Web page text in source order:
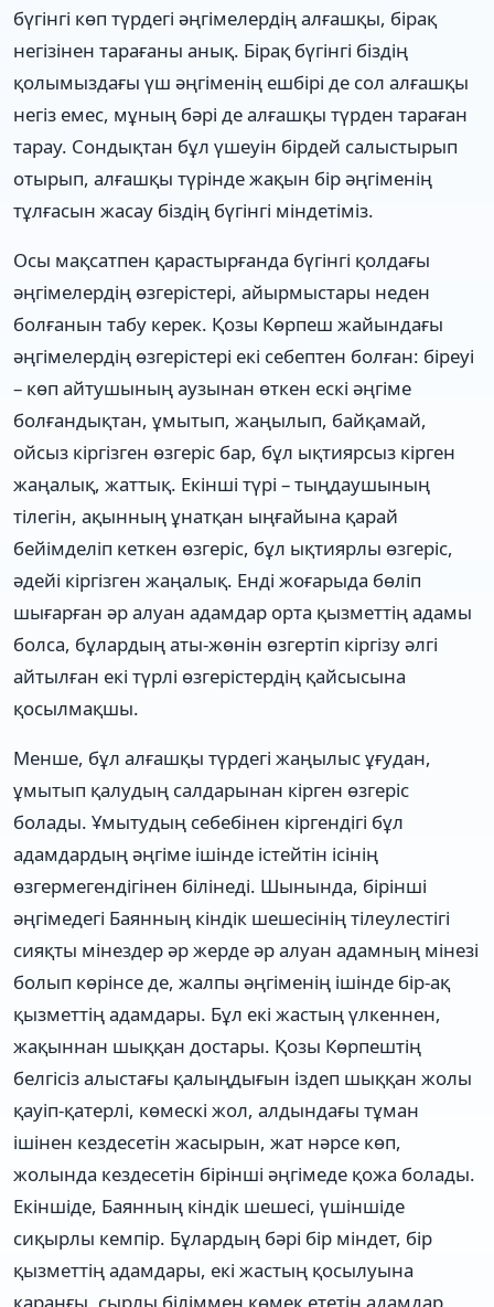
бүгінгі көп түрдегі әңгімелердің алғашқы, бірақ
негізінен тарағаны анық. Бірақ бүгінгі біздің
қолымыздағы үш әңгіменің ешбірі де сол алғашқы
негіз емес, мұның бәрі де алғашқы түрден тараған
тарау. Сондықтан бұл үшеуін бірдей салыстырып
отырып, алғашқы түрінде жақын бір әңгіменің
тұлғасын жасау біздің бүгінгі міндетіміз.
Осы мақсатпен қарастырғанда бүгінгі қолдағы
әңгімелердің өзгерістері, айырмыстары неден
болғанын табу керек. Қозы Көрпеш жайындағы
әңгімелердің өзгерістері екі себептен болған: біреуі
– көп айтушының аузынан өткен ескі әңгіме
болғандықтан, ұмытып, жаңылып, байқамай,
ойсыз кіргізген өзгеріс бар, бұл ықтиярсыз кірген
жаңалық, жаттық. Екінші түрі – тыңдаушының
тілегін, ақынның ұнатқан ыңғайына қарай
бейімделіп кеткен өзгеріс, бұл ықтиярлы өзгеріс,
әдейі кіргізген жаңалық. Енді жоғарыда бөліп
шығарған әр алуан адамдар орта қызметтің адамы
болса, бұлардың аты-жөнін өзгертіп кіргізу әлгі
айтылған екі түрлі өзгерістердің қайсысына
қосылмақшы.
Менше, бұл алғашқы түрдегі жаңылыс ұғудан,
ұмытып қалудың салдарынан кірген өзгеріс
болады. Ұмытудың себебінен кіргендігі бұл
адамдардың әңгіме ішінде істейтін ісінің
өзгермегендігінен білінеді. Шынында, бірінші
әңгімедегі Баянның кіндік шешесінің тілеулестігі
сияқты мінездер әр жерде әр алуан адамның мінезі
болып көрінсе де, жалпы әңгіменің ішінде бір-ақ
қызметтің адамдары. Бұл екі жастың үлкеннен,
жақыннан шыққан достары. Қозы Көрпештің
белгісіз алыстағы қалыңдығын іздеп шыққан жолы
қауіп-қатерлі, көмескі жол, алдындағы тұман
ішінен кездесетін жасырын, жат нәрсе көп,
жолында кездесетін бірінші әңгімеде қожа болады.
Екіншіде, Баянның кіндік шешесі, үшіншіде
сиқырлы кемпір. Бұлардың бәрі бір міндет, бір
қызметтің адамдары, екі жастың қосылуына
қараңғы, сырлы біліммен көмек ететін адамдар,